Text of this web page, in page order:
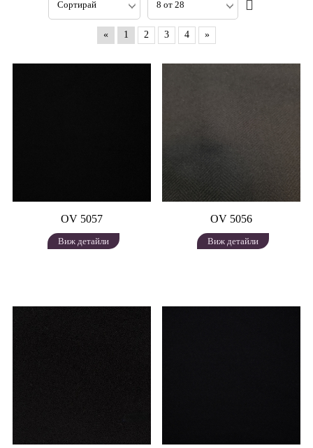
« 1 2 3 4 »
OV 5057
Виж детайли
OV 5056
Виж детайли